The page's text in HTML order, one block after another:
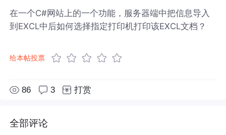
在一个C#网站上的一个功能，服务器端中把信息导入
到EXCL中后如何选择指定打印机打印该EXCL文档？
给本帖投票
86 3 打赏
全部评论